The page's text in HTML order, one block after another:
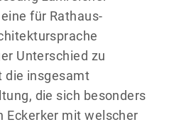
für Rathaus-
Unterschied zu
die insgesamt
die sich besonders
Eckerker mit welscher